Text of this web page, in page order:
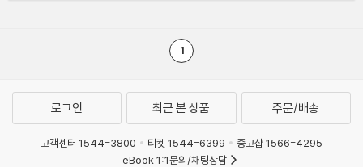
1
로그인 최근 본 상품 주문/배송
고객센터 1544-3800 티켓 1544-6399
중고샵 1566-4295
eBook 1:1문의/채팅상담